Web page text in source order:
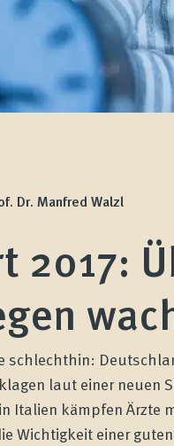
Dr. Manfred Walzl
2017:
schlechthin:
laut einer
Italien kämpfen Ärzte
Wichtigkeit einer